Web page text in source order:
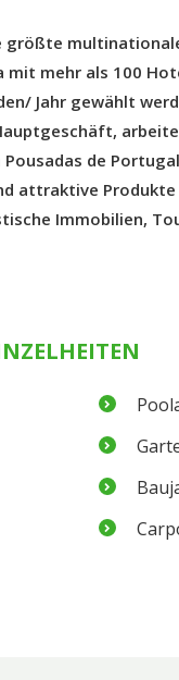
größte
mit mehr als 100
Jahr gewählt
de
attraktive
Immobilien,